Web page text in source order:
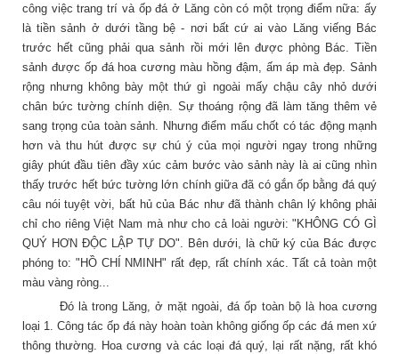
công việc trang trí và ốp đá ở Lăng còn có một trọng điểm nữa: ấy
là tiền sảnh ở dưới tầng bệ - nơi bất cứ ai vào Lăng viếng Bác
trước hết cũng phải qua sảnh rồi mới lên được phòng Bác. Tiền
sảnh được ốp đá hoa cương màu hồng đậm, ấm áp mà đẹp. Sảnh
rộng nhưng không bày một thứ gì ngoài mấy chậu cây nhỏ dưới
chân bức tường chính diện. Sự thoáng rộng đã làm tăng thêm vẻ
sang trọng của toàn sảnh. Nhưng điểm mấu chốt có tác động mạnh
hơn và thu hút được sự chú ý của mọi người ngay trong những
giây phút đầu tiên đầy xúc cảm bước vào sảnh này là ai cũng nhìn
thấy trước hết bức tường lớn chính giữa đã có gắn ốp bằng đá quý
câu nói tuyệt vời, bất hủ của Bác như đã thành chân lý không phải
chỉ cho riêng Việt Nam mà như cho cả loài người: "KHÔNG CÓ GÌ
QUÝ HƠN ĐỘC LẬP TỰ DO". Bên dưới, là chữ ký của Bác được
phóng to: "HỒ CHÍ NMINH" rất đẹp, rất chính xác. Tất cả toàn một
màu vàng ròng...
Đó là trong Lăng, ở mặt ngoài, đá ốp toàn bộ là hoa cương
loại 1. Công tác ốp đá này hoàn toàn không giống ốp các đá men xứ
thông thường. Hoa cương và các loại đá quý, lại rất nặng, rất khó